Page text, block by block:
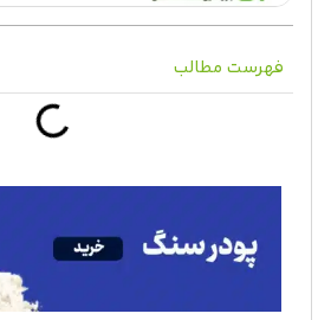
فهرست مطالب